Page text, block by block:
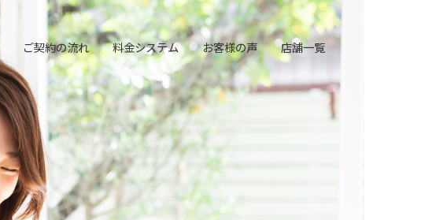
ご契約の流れ 料金システム お客様の声 店舗一覧